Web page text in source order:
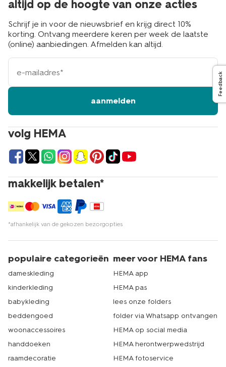
volg HEMA
makkelijk betalen*
*afhankelijk van de gekozen bezorgopties
altijd op de hoogte van onze acties
Schrijf je in voor de nieuwsbrief en krijg direct 10%
korting. Ontvang meerdere keren per week de laatste
(online) aanbiedingen. Afmelden kan altijd.
e-
mailadres
aanmelden
populaire categorieën
dameskleding
kinderkleding
babykleding
beddengoed
woonaccessoires
handdoeken
raamdecoratie
meer voor HEMA fans
HEMA app
HEMA pas
lees onze folders
folder via Whatsapp ontvangen
HEMA op social media
HEMA herontwerpwedstrijd
HEMA fotoservice
Feedback